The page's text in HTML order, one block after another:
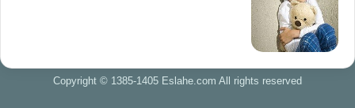
Copyright © 1385-1405 Eslahe.com All rights reserved